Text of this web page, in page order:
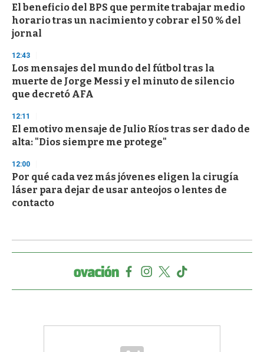
El beneficio del BPS que permite trabajar medio
horario tras un nacimiento y cobrar el 50 % del
jornal
12:43
Los mensajes del mundo del fútbol tras la
muerte de Jorge Messi y el minuto de silencio
que decretó AFA
12:11
El emotivo mensaje de Julio Ríos tras ser dado de
alta: "Dios siempre me protege"
12:00
Por qué cada vez más jóvenes eligen la cirugía
láser para dejar de usar anteojos o lentes de
contacto